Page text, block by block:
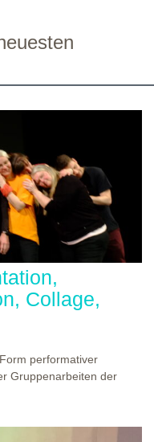
Collage,
performativer
Gruppenarbeiten der
Studierenden des